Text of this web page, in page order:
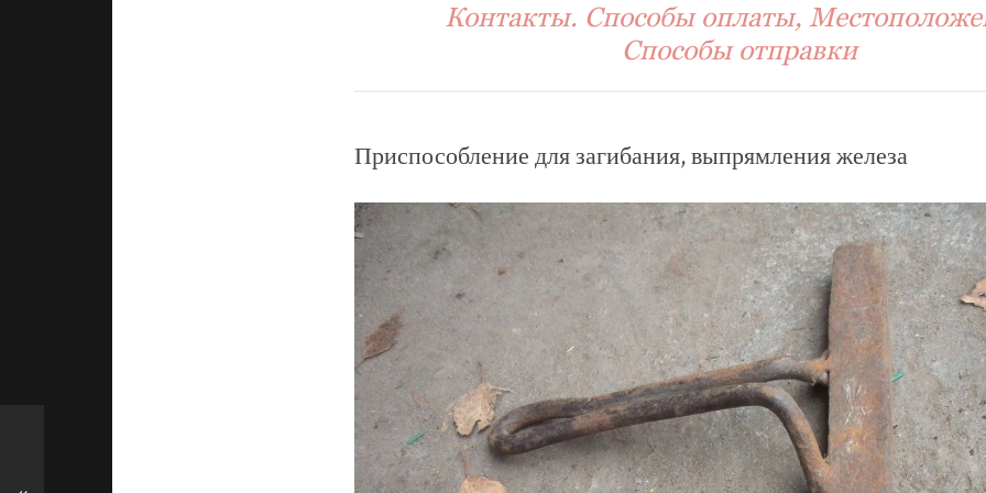
Контакты. Способы оплаты,
Способы отправки
Приспособление для загибания, выпрямления железа